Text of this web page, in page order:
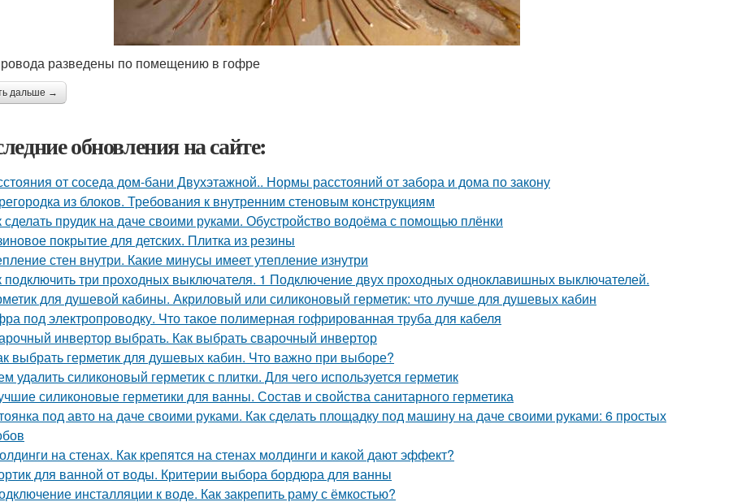
разведены по помещению в гофре
дальше →
обновления на сайте:
от соседа дом-бани Двухэтажной.. Нормы расстояний от забора и дома по закону
из блоков. Требования к внутренним стеновым конструкциям
сделать прудик на даче своими руками. Обустройство водоёма с помощью плёнки
покрытие для детских. Плитка из резины
стен внутри. Какие минусы имеет утепление изнутри
подключить три проходных выключателя. 1 Подключение двух проходных одноклавишных выключателей.
для душевой кабины. Акриловый или силиконовый герметик: что лучше для душевых кабин
под электропроводку. Что такое полимерная гофрированная труба для кабеля
инвертор выбрать. Как выбрать сварочный инвертор
выбрать герметик для душевых кабин. Что важно при выборе?
удалить силиконовый герметик с плитки. Для чего используется герметик
силиконовые герметики для ванны. Состав и свойства санитарного герметика
под авто на даче своими руками. Как сделать площадку под машину на даче своими руками: 6 простых
на стенах. Как крепятся на стенах молдинги и какой дают эффект?
для ванной от воды. Критерии выбора бордюра для ванны
инсталляции к воде. Как закрепить раму с ёмкостью?